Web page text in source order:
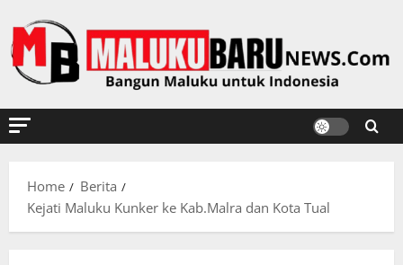
to
content
Home
Berita
Kejati Maluku Kunker ke Kab.Malra dan Kota Tual